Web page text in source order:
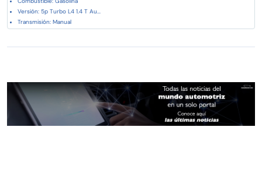
Versión: 5p Turbo L4 1.4 T Au...
Transmisión: Manual